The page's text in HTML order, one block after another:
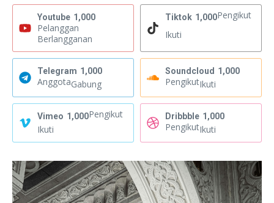
Youtube 1,000
Pelanggan
Berlangganan
Tiktok 1,000Pengikut
Ikuti
Telegram 1,000
AnggotaGabung
Soundcloud 1,000
PengikutIkuti
Vimeo 1,000Pengikut
Ikuti
Dribbble 1,000
PengikutIkuti